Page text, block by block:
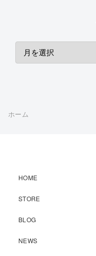
ホーム
HOME
STORE
BLOG
NEWS